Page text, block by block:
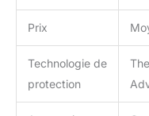
Prix
Technologie de
protection